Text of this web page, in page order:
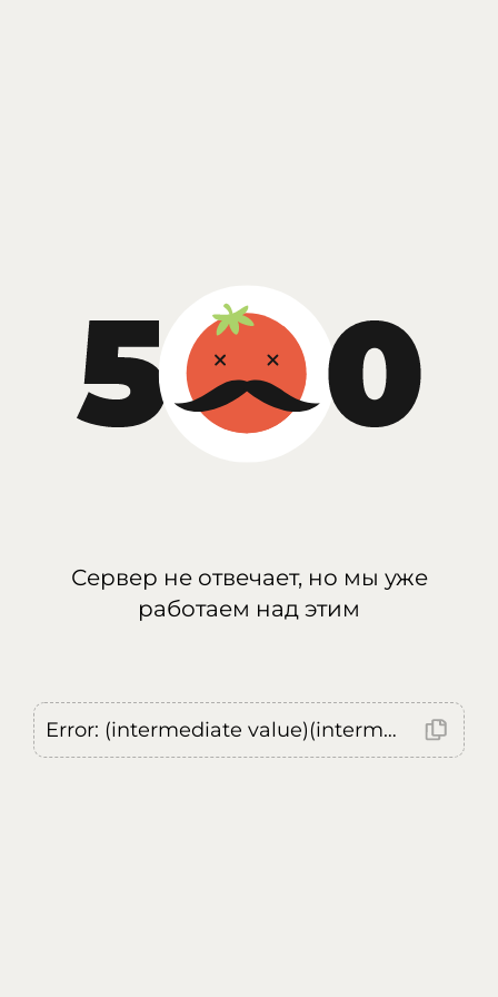
Сервер не отвечает, но мы уже
работаем над этим
Error: (intermediate value)(intermediate value)(intermediate value).replaceAll is not a function